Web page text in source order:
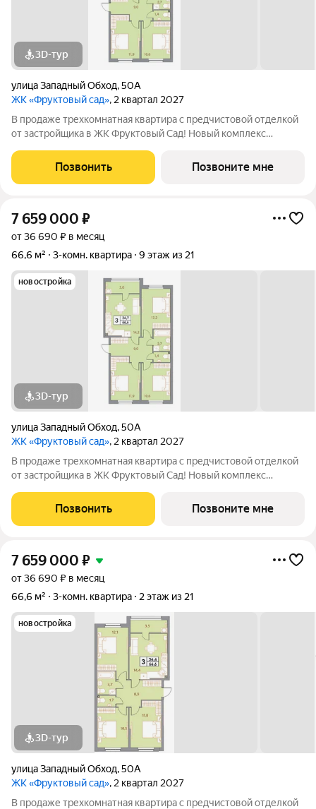
3D-тур
улица Западный Обход,50А
ЖК «Фруктовый сад», 2 квартал 2027
В продаже трехкомнатная квартира с предчистовой отделкой
от застройщика в ЖК Фруктовый Сад! Новый комплекс
Жилой комплекс Фруктовый Сад - это уютный жилой комплекс
с развитой инфраструктурой
Позвонить Позвоните мне
7 659 000 ₽
от 36 690 ₽ в месяц
66,6 м²
3-комн. квартира 9 этаж из 21
новостройка
3D-тур
улица Западный Обход,50А
ЖК «Фруктовый сад», 2 квартал 2027
В продаже трехкомнатная квартира с предчистовой отделкой
от застройщика в ЖК Фруктовый Сад! Новый комплекс
Жилой комплекс Фруктовый Сад - это уютный жилой комплекс
с развитой инфраструктурой
Позвонить Позвоните мне
7 659 000 ₽
от 36 690 ₽ в месяц
66,6 м²
3-комн. квартира 2 этаж из 21
новостройка
3D-тур
улица Западный Обход,50А
ЖК «Фруктовый сад», 2 квартал 2027
В продаже трехкомнатная квартира с предчистовой отделкой